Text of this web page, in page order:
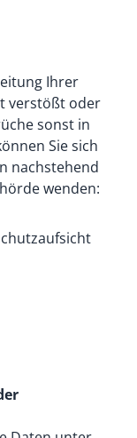
Ihrer
verstößt oder
sonst in
Sie sich
nachstehend
wenden: